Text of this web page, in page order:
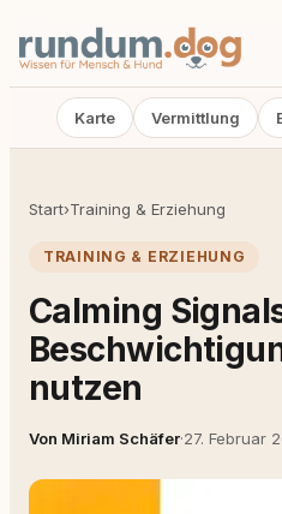
Karte Vermittlung
Start›Training & Erziehung
TRAINING & ERZIEHUNG
Calming
nutzen
Von Miriam Schäfer·27. Februar